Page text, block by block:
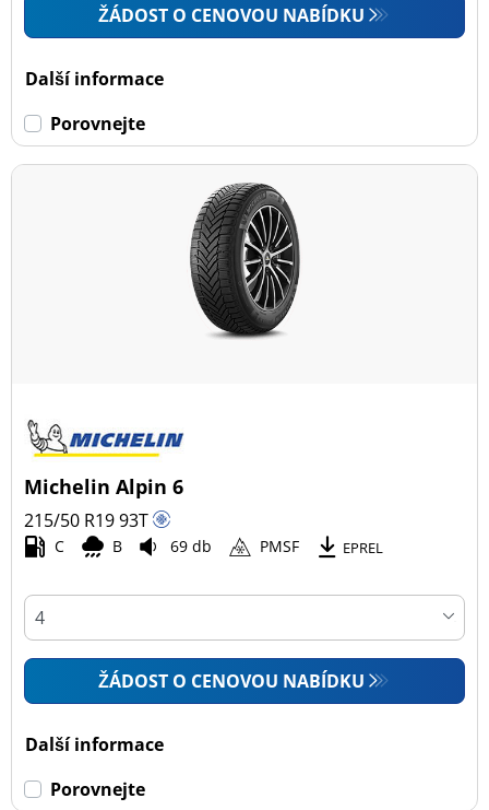
ŽÁDOST O CENOVOU NABÍDKU
Další informace
Porovnejte
Michelin Alpin 6
215/50 R1993T
C B 69 db PMSF EPREL
ŽÁDOST O CENOVOU NABÍDKU
Další informace
Porovnejte